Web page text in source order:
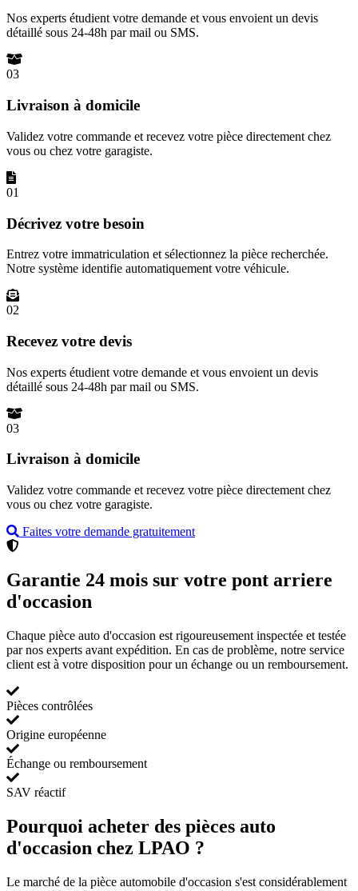
Nos experts étudient votre demande et vous envoient un devis
détaillé sous 24-48h par mail ou SMS.
03
Livraison à domicile
Validez votre commande et recevez votre pièce directement chez
vous ou chez votre garagiste.
01
Décrivez votre besoin
Entrez votre immatriculation et sélectionnez la pièce recherchée.
Notre système identifie automatiquement votre véhicule.
02
Recevez votre devis
Nos experts étudient votre demande et vous envoient un devis
détaillé sous 24-48h par mail ou SMS.
03
Livraison à domicile
Validez votre commande et recevez votre pièce directement chez
vous ou chez votre garagiste.
Faites votre demande gratuitement
Garantie 24 mois sur votre pont arriere
d'occasion
Chaque pièce auto d'occasion est rigoureusement inspectée et testée
par nos experts avant expédition. En cas de problème, notre service
client est à votre disposition pour un échange ou un remboursement.
Pièces contrôlées
Origine européenne
Échange ou remboursement
SAV réactif
Pourquoi acheter des pièces auto
d'occasion chez LPAO ?
Le marché de la pièce automobile d'occasion s'est considérablement